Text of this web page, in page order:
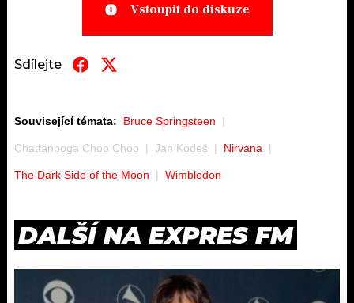
Vstoupit do diskuze
Sdílejte
Související témata: Bruce Springsteen
Chattanooga Choo Choo Jan Kodeš Nirvana
The Dark Side of the Moon Wimbledon
DALŠÍ NA EXPRES FM